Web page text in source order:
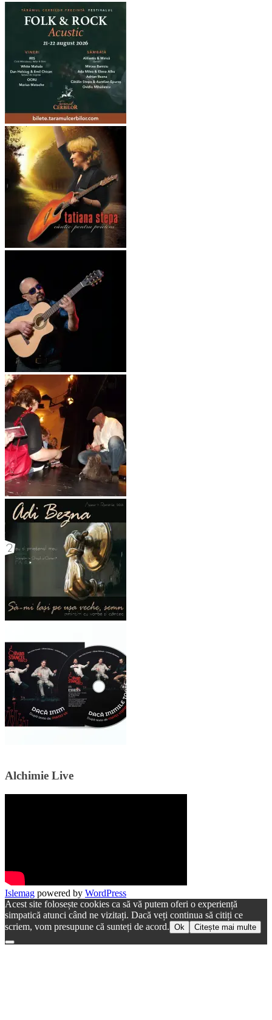
Alchimie Live
Islemag powered by WordPress
Acest site folosește cookies ca să vă putem oferi o experiență
simpatică atunci când ne vizitați. Dacă veți continua să citiți ce
scriem, vom presupune că sunteți de acord. Ok Citește mai multe